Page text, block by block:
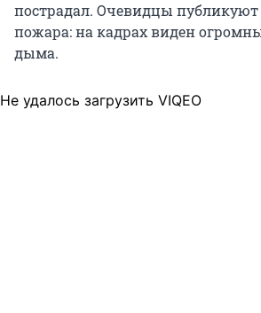
пострадал. Очевидцы публикуют
пожара: на кадрах виден
дыма.
Не удалось загрузить VIQEO